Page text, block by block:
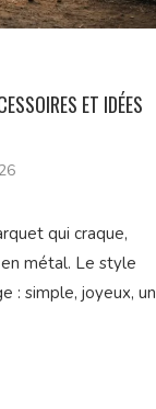
ET IDÉES
qui craque,
métal. Le style
: simple, joyeux, un